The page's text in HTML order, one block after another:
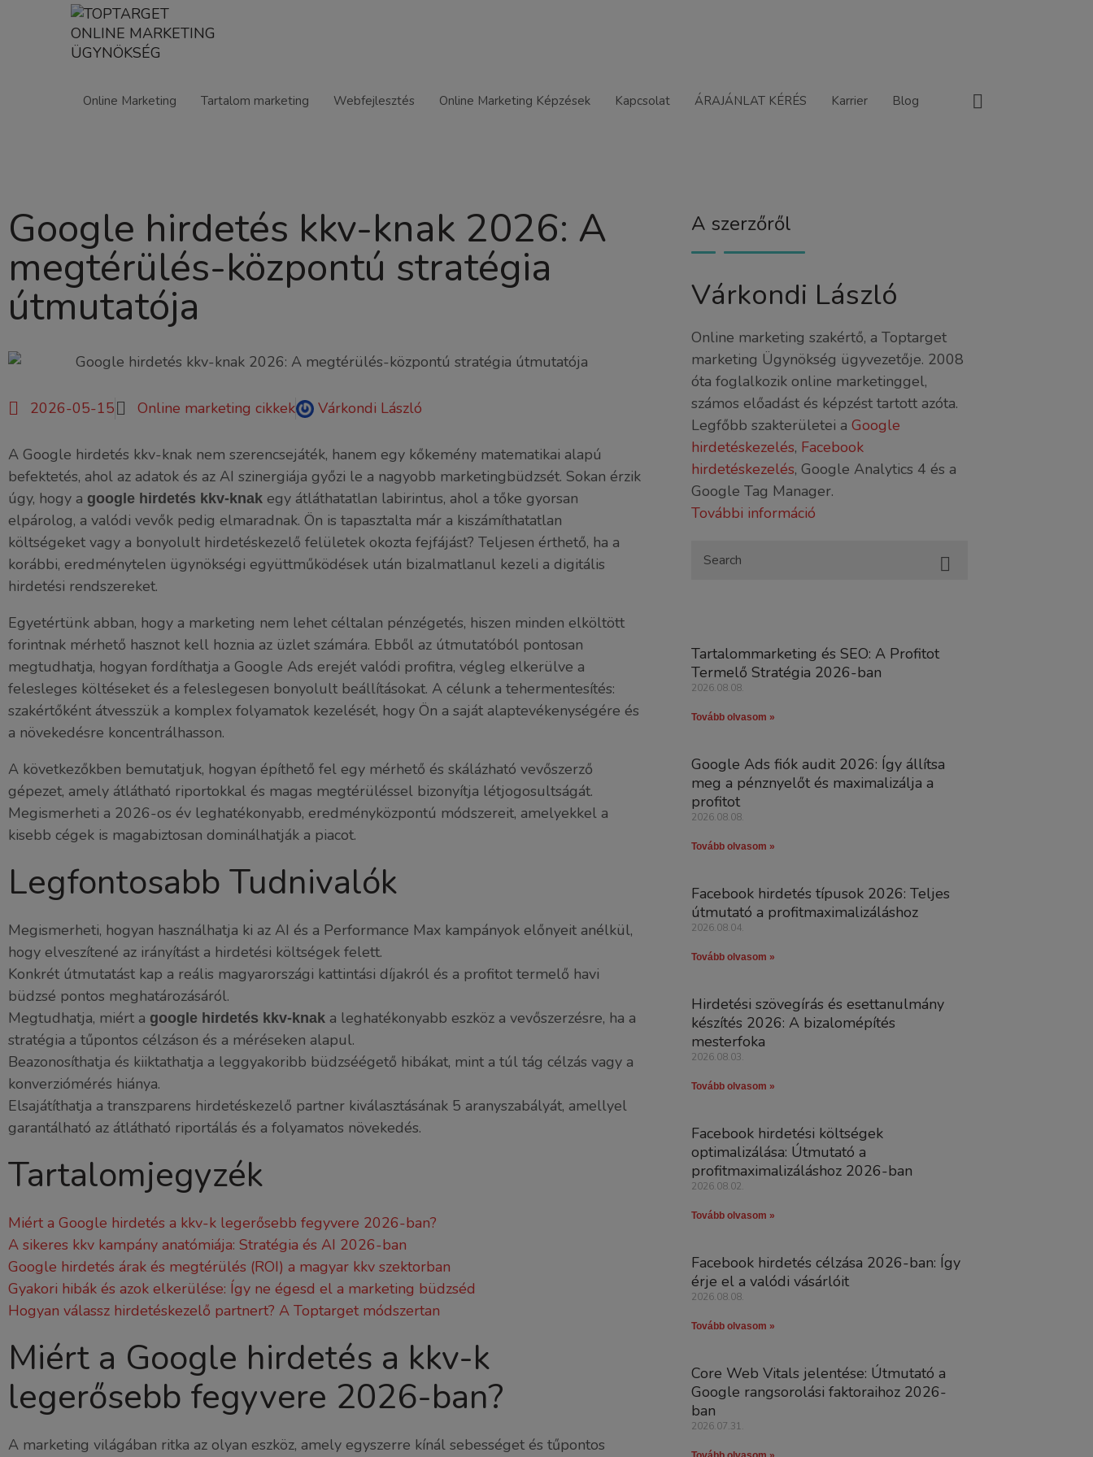
Online Marketing Tartalom marketing Webfejlesztés Online Marketing Képzések Kapcsolat ÁRAJÁNLAT KÉRÉS Karrier Blog
Google hirdetés kkv-knak 2026: A
megtérülés-központú stratégia
útmutatója
2026-05-15 Online marketing cikkek Várkondi László
A Google hirdetés kkv-knak nem szerencsejáték, hanem egy kőkemény matematikai alapú
befektetés, ahol az adatok és az AI szinergiája győzi le a nagyobb marketingbüdzsét. Sokan érzik
úgy, hogy a google hirdetés kkv-knak egy átláthatatlan labirintus, ahol a tőke gyorsan
elpárolog, a valódi vevők pedig elmaradnak. Ön is tapasztalta már a kiszámíthatatlan
költségeket vagy a bonyolult hirdetéskezelő felületek okozta fejfájást? Teljesen érthető, ha a
korábbi, eredménytelen ügynökségi együttműködések után bizalmatlanul kezeli a digitális
hirdetési rendszereket.
Egyetértünk abban, hogy a marketing nem lehet céltalan pénzégetés, hiszen minden elköltött
forintnak mérhető hasznot kell hoznia az üzlet számára. Ebből az útmutatóból pontosan
megtudhatja, hogyan fordíthatja a Google Ads erejét valódi profitra, végleg elkerülve a
felesleges költéseket és a feleslegesen bonyolult beállításokat. A célunk a tehermentesítés:
szakértőként átvesszük a komplex folyamatok kezelését, hogy Ön a saját alaptevékenységére és
a növekedésre koncentrálhasson.
A következőkben bemutatjuk, hogyan építhető fel egy mérhető és skálázható vevőszerző
gépezet, amely átlátható riportokkal és magas megtérüléssel bizonyítja létjogosultságát.
Megismerheti a 2026-os év leghatékonyabb, eredményközpontú módszereit, amelyekkel a
kisebb cégek is magabiztosan dominálhatják a piacot.
Legfontosabb Tudnivalók
Megismerheti, hogyan használhatja ki az AI és a Performance Max kampányok előnyeit anélkül,
hogy elveszítené az irányítást a hirdetési költségek felett.
Konkrét útmutatást kap a reális magyarországi kattintási díjakról és a profitot termelő havi
büdzsé pontos meghatározásáról.
Megtudhatja, miért a google hirdetés kkv-knak a leghatékonyabb eszköz a vevőszerzésre, ha a
stratégia a tűpontos célzáson és a méréseken alapul.
Beazonosíthatja és kiiktathatja a leggyakoribb büdzséégető hibákat, mint a túl tág célzás vagy a
konverziómérés hiánya.
Elsajátíthatja a transzparens hirdetéskezelő partner kiválasztásának 5 aranyszabályát, amellyel
garantálható az átlátható riportálás és a folyamatos növekedés.
Tartalomjegyzék
Miért a Google hirdetés a kkv-k legerősebb fegyvere 2026-ban?
A sikeres kkv kampány anatómiája: Stratégia és AI 2026-ban
Google hirdetés árak és megtérülés (ROI) a magyar kkv szektorban
Gyakori hibák és azok elkerülése: Így ne égesd el a marketing büdzséd
Hogyan válassz hirdetéskezelő partnert? A Toptarget módszertan
Miért a Google hirdetés a kkv-k
legerősebb fegyvere 2026-ban?
A marketing világában ritka az olyan eszköz, amely egyszerre kínál sebességet és tűpontos
A szerzőről
Várkondi László
Online marketing szakértő, a Toptarget
marketing Ügynökség ügyvezetője. 2008
óta foglalkozik online marketinggel,
számos előadást és képzést tartott azóta.
Legfőbb szakterületei a Google
hirdetéskezelés, Facebook
hirdetéskezelés, Google Analytics 4 és a
Google Tag Manager.
További információ
Tartalommarketing és SEO: A Profitot
Termelő Stratégia 2026-ban
2026.08.08.
Tovább olvasom »
Google Ads fiók audit 2026: Így állítsa
meg a pénznyelőt és maximalizálja a
profitot
2026.08.08.
Tovább olvasom »
Facebook hirdetés típusok 2026: Teljes
útmutató a profitmaximalizáláshoz
2026.08.04.
Tovább olvasom »
Hirdetési szövegírás és esettanulmány
készítés 2026: A bizalomépítés
mesterfoka
2026.08.03.
Tovább olvasom »
Facebook hirdetési költségek
optimalizálása: Útmutató a
profitmaximalizáláshoz 2026-ban
2026.08.02.
Tovább olvasom »
Facebook hirdetés célzása 2026-ban: Így
érje el a valódi vásárlóit
2026.08.08.
Tovább olvasom »
Core Web Vitals jelentése: Útmutató a
Google rangsorolási faktoraihoz 2026-
ban
2026.07.31.